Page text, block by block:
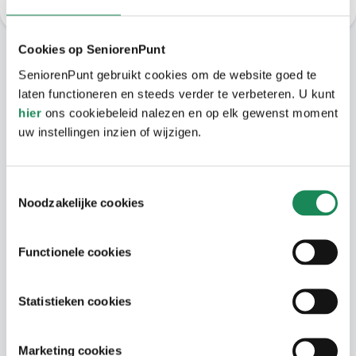
Cookies op SeniorenPunt
SeniorenPunt gebruikt cookies om de website goed te
laten functioneren en steeds verder te verbeteren. U kunt
hier ons cookiebeleid nalezen en op elk gewenst moment
uw instellingen inzien of wijzigen.
Noodzakelijke cookies
Functionele cookies
Statistieken cookies
Marketing cookies
Alles in de buurt
Wonen in Wilgenstaete betekent wonen in
de gezellige wijk Stratum. In de schaduw
Parktheater en het prachtige
stadswandelpark om de hoek. Geniet u
liever van een kop koffie in het bruisende
stadscentrum? Met de fiets of bus bent u
binnen enkele minuten in het centrum van
Eindhoven. De bus stopt recht voor de